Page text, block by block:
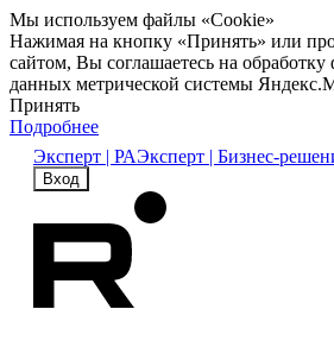
Мы используем файлы «Cookie»
Нажимая на кнопку «Принять» или
сайтом, Вы соглашаетесь на
данных метрической системы
Принять
Подробнее
Эксперт | РАЭксперт | Бизнес-
Вход